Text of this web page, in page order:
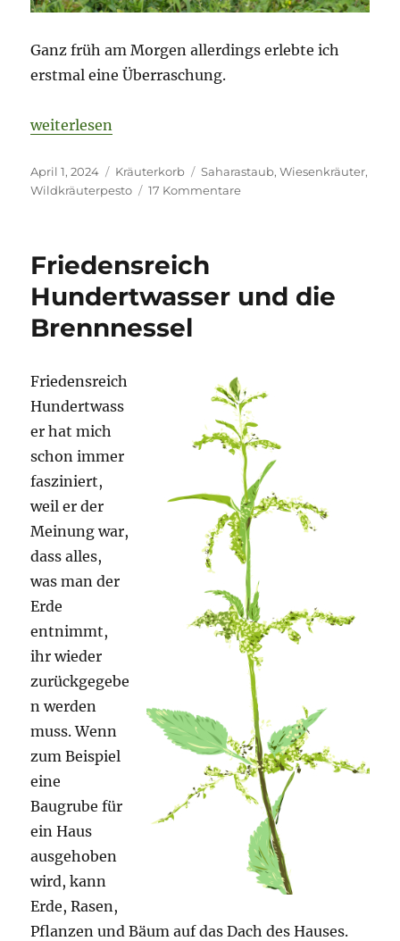
Ganz früh am Morgen allerdings erlebte ich
erstmal eine Überraschung.
„Was ist eigentlich auf meiner Wiese los?“
weiterlesen
Veröffentlicht
am
April 1, 2024 Kategorien
Kräuterkorb Schlagwörter
Saharastaub,Wiesenkräuter,
Wildkräuterpesto
17 Kommentarezu
Wiese
Friedensreich
Hundertwasser und die
Brennnessel
Friedensreich
Hundertwass
er hat mich
schon immer
fasziniert,
weil er der
Meinung war,
dass alles,
was man der
Erde
entnimmt,
ihr wieder
zurückgegebe
n werden
muss. Wenn
zum Beispiel
eine
Baugrube für
ein Haus
ausgehoben
wird, kann
Erde, Rasen,
Pflanzen und Bäum auf das Dach des Hauses.